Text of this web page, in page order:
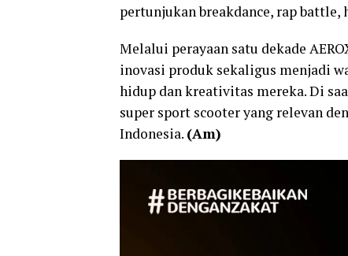
pertunjukan breakdance, rap
Melalui perayaan satu dekade
inovasi produk sekaligus menjadi
hidup dan kreativitas mereka. Di
super sport scooter yang relevan
Indonesia. (Am)